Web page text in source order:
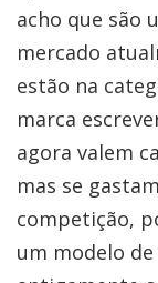
acho que são
mercado
estão na
marca
agora valem
mas se
competição,
um modelo